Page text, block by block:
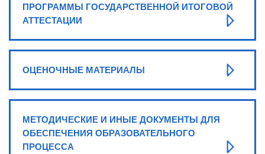
ПРОГРАММЫ ГОСУДАРСТВЕННОЙ ИТОГОВОЙ
АТТЕСТАЦИИ
ОЦЕНОЧНЫЕ МАТЕРИАЛЫ
МЕТОДИЧЕСКИЕ И ИНЫЕ ДОКУМЕНТЫ ДЛЯ
ОБЕСПЕЧЕНИЯ ОБРАЗОВАТЕЛЬНОГО
ПРОЦЕССА